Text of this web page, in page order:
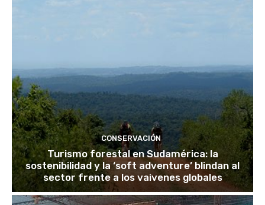
CONSERVACIÓN
Turismo forestal en Sudamérica: la
sostenibilidad y la ‘soft adventure’ blindan al
sector frente a los vaivenes globales